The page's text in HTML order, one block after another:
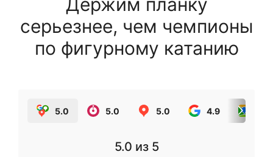
серьезнее, чем чемпионы
по фигурному катанию
5.0 5.0 5.0 4.9
5.0 из 5